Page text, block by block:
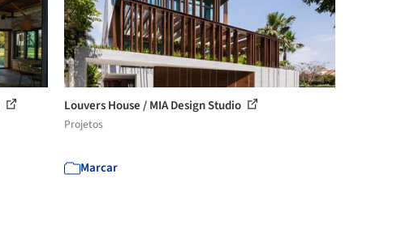
Louvers House / MIA Design Studio
Projetos
Marcar